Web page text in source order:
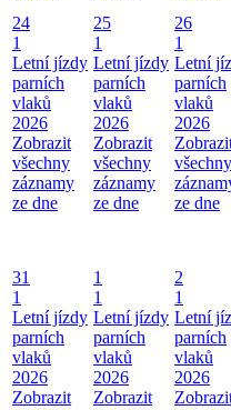
24
1
Letní jízdy
parních
vlaků
2026
Zobrazit
všechny
záznamy
ze dne
25
1
Letní jízdy
parních
vlaků
2026
Zobrazit
všechny
záznamy
ze dne
26
1
Letní
parních
vlaků
2026
všechny
ze dne
31
1
Letní jízdy
parních
vlaků
2026
Zobrazit
1
1
Letní jízdy
parních
vlaků
2026
Zobrazit
2
1
Letní
parních
vlaků
2026